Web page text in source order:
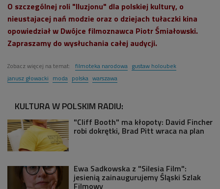
O szczególnej roli "Iluzjonu" dla polskiej kultury, o
nieustajacej nań modzie oraz o dziejach tułaczki kina
opowiedział w Dwójce filmoznawca Piotr Śmiałowski.
Zapraszamy do wysłuchania całej audycji.
Zobacz więcej na temat: filmoteka narodowa gustaw holoubek
janusz głowacki moda polska warszawa
KULTURA W POLSKIM RADIU:
"Cliff Booth" ma kłopoty: David Fincher
robi dokrętki, Brad Pitt wraca na plan
Ewa Sadkowska z "Silesia Film":
jesienią zainaugurujemy Śląski Szlak
Filmowy